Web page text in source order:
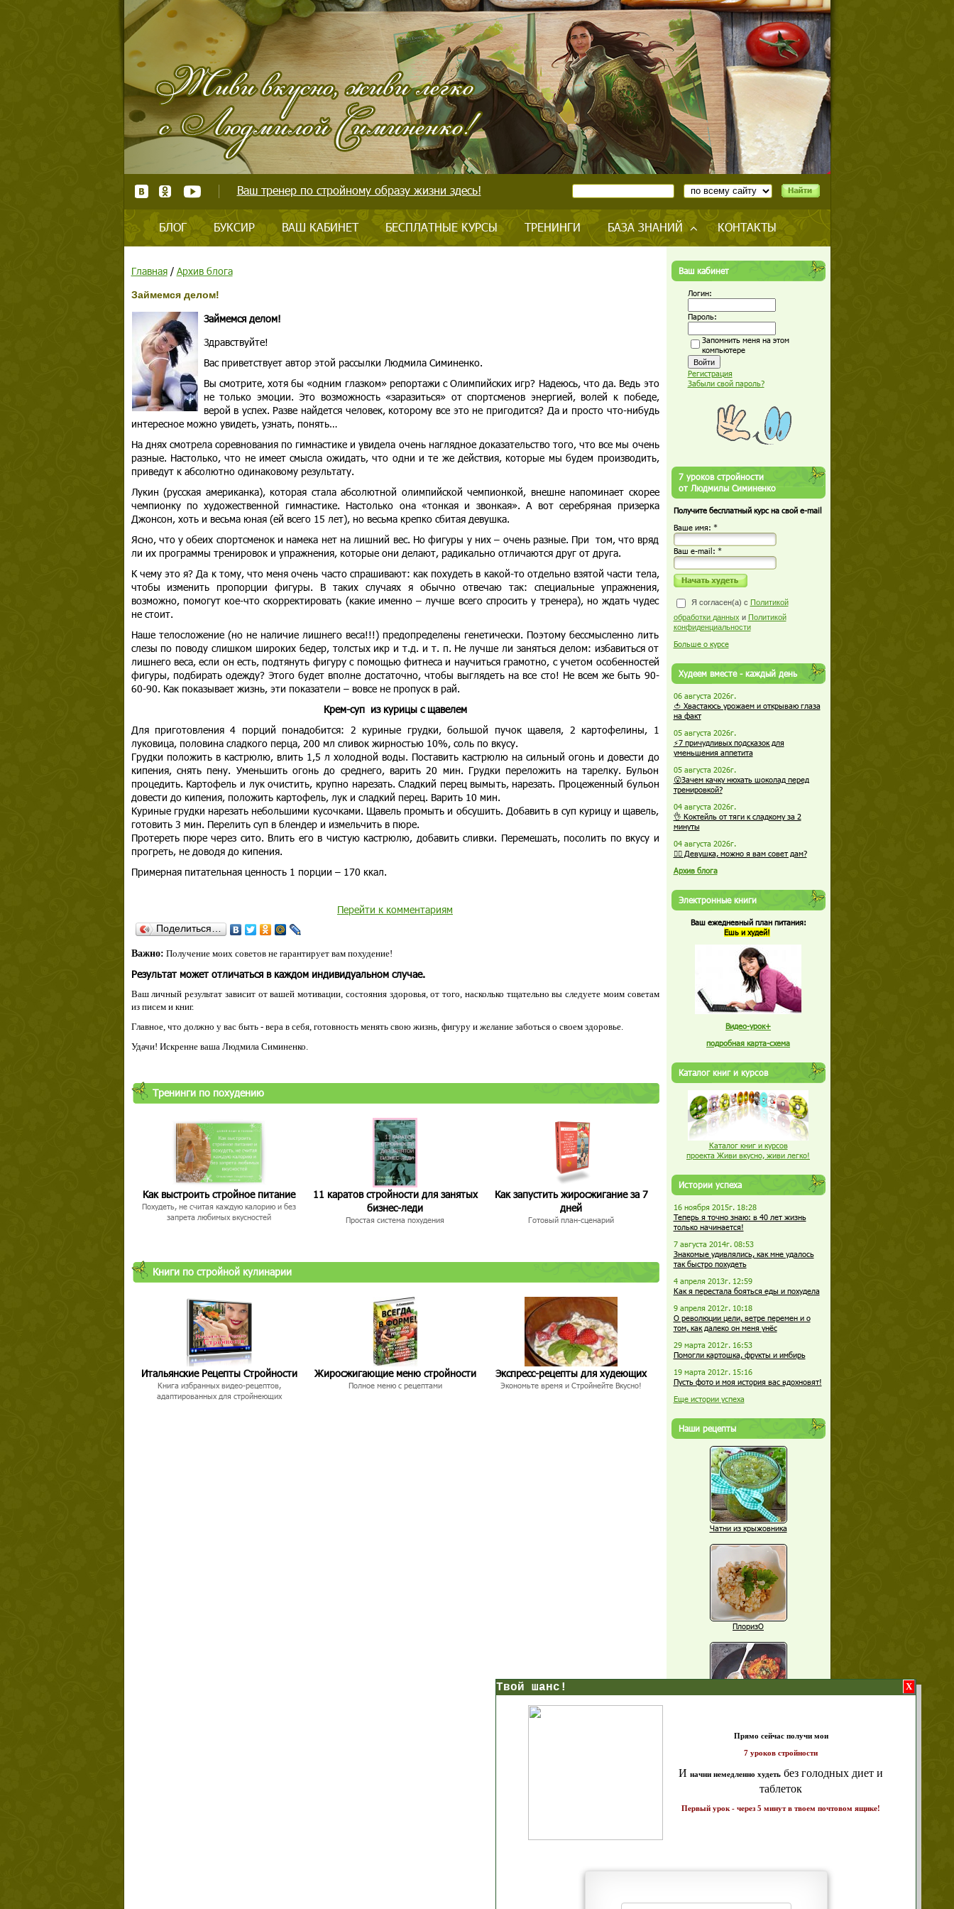
Ваш тренер по стройному образу жизни здесь!
БЛОГ БУКСИР ВАШ КАБИНЕТ БЕСПЛАТНЫЕ КУРСЫ ТРЕНИНГИ БАЗА ЗНАНИЙ КОНТАКТЫ
Главная/ Архив блога
Займемся делом!
Займемся делом!
Здравствуйте!
Вас приветствует автор этой рассылки Людмила Симиненко.
Вы смотрите, хотя бы «одним глазком» репортажи с Олимпийских игр? Надеюсь, что да. Ведь это
не только эмоции. Это возможность «заразиться» от спортсменов энергией, волей к победе,
верой в успех. Разве найдется человек, которому все это не пригодится? Да и просто что-нибудь
интересное можно увидеть, узнать, понять…
На днях смотрела соревнования по гимнастике и увидела очень наглядное доказательство того, что все мы очень
разные. Настолько, что не имеет смысла ожидать, что одни и те же действия, которые мы будем производить,
приведут к абсолютно одинаковому результату.
Лукин (русская американка), которая стала абсолютной олимпийской чемпионкой, внешне напоминает скорее
чемпионку по художественной гимнастике. Настолько она «тонкая и звонкая». А вот серебряная призерка
Джонсон, хоть и весьма юная (ей всего 15 лет), но весьма крепко сбитая девушка.
Ясно, что у обеих спортсменок и намека нет на лишний вес. Но фигуры у них – очень разные. При том, что вряд
ли их программы тренировок и упражнения, которые они делают, радикально отличаются друг от друга.
К чему это я? Да к тому, что меня очень часто спрашивают: как похудеть в какой-то отдельно взятой части тела,
чтобы изменить пропорции фигуры. В таких случаях я обычно отвечаю так: специальные упражнения,
возможно, помогут кое-что скорректировать (какие именно – лучше всего спросить у тренера), но ждать чудес
не стоит.
Наше телосложение (но не наличие лишнего веса!!!) предопределены генетически. Поэтому бессмысленно лить
слезы по поводу слишком широких бедер, толстых икр и т.д. и т. п. Не лучше ли заняться делом: избавиться от
лишнего веса, если он есть, подтянуть фигуру с помощью фитнеса и научиться грамотно, с учетом особенностей
фигуры, подбирать одежду? Этого будет вполне достаточно, чтобы выглядеть на все сто! Не всем же быть 90-
60-90. Как показывает жизнь, эти показатели – вовсе не пропуск в рай.
Крем-суп из курицы с щавелем
Для приготовления 4 порций понадобится: 2 куриные грудки, большой пучок щавеля, 2 картофелины, 1
луковица, половина сладкого перца, 200 мл сливок жирностью 10%, соль по вкусу.
Грудки положить в кастрюлю, влить 1,5 л холодной воды. Поставить кастрюлю на сильный огонь и довести до
кипения, снять пену. Уменьшить огонь до среднего, варить 20 мин. Грудки переложить на тарелку. Бульон
процедить. Картофель и лук очистить, крупно нарезать. Сладкий перец вымыть, нарезать. Процеженный бульон
довести до кипения, положить картофель, лук и сладкий перец. Варить 10 мин.
Куриные грудки нарезать небольшими кусочками. Щавель промыть и обсушить. Добавить в суп курицу и щавель,
готовить 3 мин. Перелить суп в блендер и измельчить в пюре.
Протереть пюре через сито. Влить его в чистую кастрюлю, добавить сливки. Перемешать, посолить по вкусу и
прогреть, не доводя до кипения.
Примерная питательная ценность 1 порции – 170 ккал.
Перейти к комментариям
Поделиться…
Важно: Получение моих советов не гарантирует вам похудение!
Результат может отличаться в каждом индивидуальном случае.
Ваш личный результат зависит от вашей мотивации, состояния здоровья, от того, насколько тщательно вы следуете моим советам
из писем и книг.
Главное, что должно у вас быть - вера в себя, готовность менять свою жизнь, фигуру и желание заботься о своем здоровье.
Удачи! Искренне ваша Людмила Симиненко.
Тренинги по похудению
Как выстроить стройное питание
Похудеть, не считая каждую калорию и без
запрета любимых вкусностей
11 каратов стройности для занятых
бизнес-леди
Простая система похудения
Как запустить жиросжигание за 7
дней
Готовый план-сценарий
Книги по стройной кулинарии
Итальянские Рецепты Стройности
Книга избранных видео-рецептов,
адаптированных для стройнеющих
Жиросжигающие меню стройности
Полное меню с рецептами
Экспресс-рецепты для худеющих
Экономьте время и Стройнейте Вкусно!
Ваш кабинет
Логин:
Пароль:
Запомнить меня на этом
компьютере
Регистрация
Забыли свой пароль?
7 уроков стройности
от Людмилы Симиненко
Получите бесплатный курс на свой e-mail
Ваше имя: *
Ваш е-mail: *
Я согласен(а) с Политикой
обработки данных и Политикой
конфиденциальности
Больше о курсе
Худеем вместе - каждый день
06 августа 2026г.
🍅 Хвастаюсь урожаем и открываю глаза
на факт
05 августа 2026г.
⚡7 причудливых подсказок для
уменьшения аппетита
05 августа 2026г.
😮Зачем качку нюхать шоколад перед
тренировкой?
04 августа 2026г.
👌 Коктейль от тяги к сладкому за 2
минуты
04 августа 2026г.
🏋️‍♀️ Девушка, можно я вам совет дам?
Архив блога
Электронные книги
Ваш ежедневный план питания:
Ешь и худей!
Видео-урок+
подробная карта-схема
Каталог книг и курсов
Каталог книг и курсов
проекта Живи вкусно, живи легко!
Истории успеха
16 ноября 2015г. 18:28
Теперь я точно знаю: в 40 лет жизнь
только начинается!
7 августа 2014г. 08:53
Знакомые удивлялись, как мне удалось
так быстро похудеть
4 апреля 2013г. 12:59
Как я перестала бояться еды и похудела
9 апреля 2012г. 10:18
О революции цели, ветре перемен и о
том, как далеко он меня унёс
29 марта 2012г. 16:53
Помогли картошка, фрукты и имбирь
19 марта 2012г. 15:16
Пусть фото и моя история вас вдохновят!
Еще истории успеха
Наши рецепты
Чатни из крыжовника
ПлоризО
середине дня?